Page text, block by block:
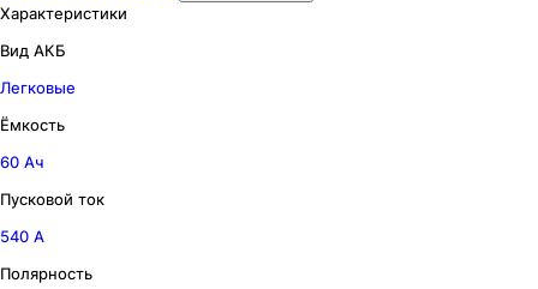
Характеристики
Вид АКБ
Легковые
Ёмкость
60 Ач
Пусковой ток
540 А
Полярность